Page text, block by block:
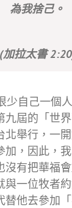
為我捨己。
(加拉太書
自己一個
屆的「世界
北舉行，一
加，因此，
沒有把華福
與一位牧者
替他去參加